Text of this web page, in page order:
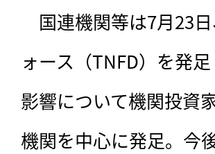
国連機関等は7月23
ォース（TNFD）を発
影響について機関投資
機関を中心に発足。今